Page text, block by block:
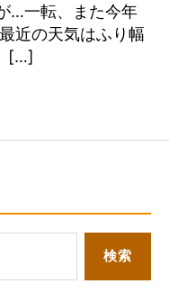
…一転、また今年
近の天気はふり幅
[…]